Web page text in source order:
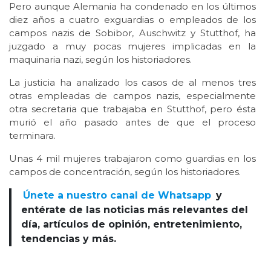
Pero aunque Alemania ha condenado en los últimos
diez años a cuatro exguardias o empleados de los
campos nazis de Sobibor, Auschwitz y Stutthof, ha
juzgado a muy pocas mujeres implicadas en la
maquinaria nazi, según los historiadores.
La justicia ha analizado los casos de al menos tres
otras empleadas de campos nazis, especialmente
otra secretaria que trabajaba en Stutthof, pero ésta
murió el año pasado antes de que el proceso
terminara.
Unas 4 mil mujeres trabajaron como guardias en los
campos de concentración, según los historiadores.
Únete a nuestro canal de Whatsapp y
entérate de las noticias más relevantes del
día, artículos de opinión, entretenimiento,
tendencias y más.